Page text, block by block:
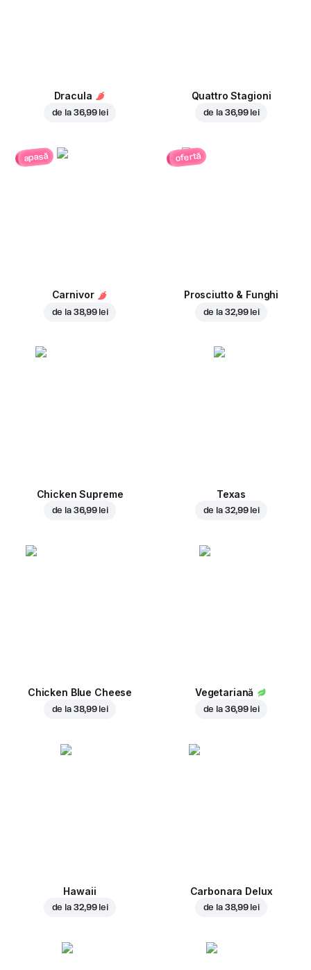
Dracula
de la 36,99 lei
Quattro Stagioni
de la 36,99 lei
apasă
Carnivor
de la 38,99 lei
ofertă
Prosciutto & Funghi
de la 32,99 lei
Chicken Supreme
de la 36,99 lei
Texas
de la 32,99 lei
Chicken Blue Cheese
de la 38,99 lei
Vegetariană
de la 36,99 lei
Hawaii
de la 32,99 lei
Carbonara Delux
de la 38,99 lei